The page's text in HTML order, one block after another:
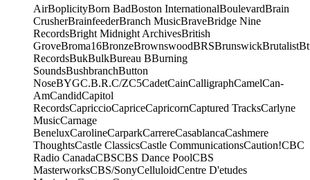
AirBoplicityBorn BadBoston InternationalBoulevardBrain
CrusherBrainfeederBranch MusicBraveBridge Nine
RecordsBright Midnight ArchivesBritish
GroveBroma16BronzeBrownswoodBRSBrunswickBrutalist
RecordsBukBulkBureau BBurning
SoundsBushbranchButton
NoseBYGC.B.R.C/ZC5CadetCainCalligraphCamelCan-
AmCandidCapitol
RecordsCapriccioCapriceCapricornCaptured TracksCarlyne
MusicCarnage
BeneluxCarolineCarparkCarrereCasablancaCashmere
ThoughtsCastle ClassicsCastle CommunicationsCaution!CBC
Radio CanadaCBSCBS Dance PoolCBS
MasterworksCBS/SonyCelluloidCentre D'etudes